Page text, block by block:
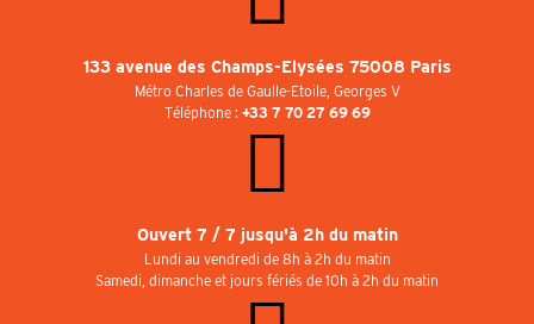
133 avenue des Champs-Elysées 75008 Paris
Métro Charles de Gaulle-Etoile, Georges V
Téléphone : +33 7 70 27 69 69
Ouvert 7 / 7 jusqu'à 2h du matin
Lundi au vendredi de 8h à 2h du matin
Samedi, dimanche et jours fériés de 10h à 2h du matin